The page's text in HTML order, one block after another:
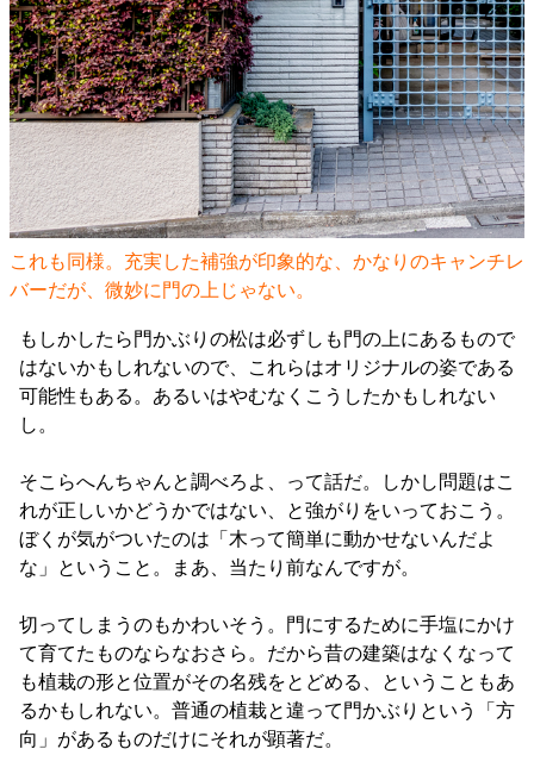
これも同様。充実した補強が印象的な、かなりのキャンチレ
バーだが、微妙に門の上じゃない。
もしかしたら門かぶりの松は必ずしも門の上にあるもので
はないかもしれないので、これらはオリジナルの姿である
可能性もある。あるいはやむなくこうしたかもしれない
し。
そこらへんちゃんと調べろよ、って話だ。しかし問題はこ
れが正しいかどうかではない、と強がりをいっておこう。
ぼくが気がついたのは「木って簡単に動かせないんだよ
な」ということ。まあ、当たり前なんですが。
切ってしまうのもかわいそう。門にするために手塩にかけ
て育てたものならなおさら。だから昔の建築はなくなって
も植栽の形と位置がその名残をとどめる、ということもあ
るかもしれない。普通の植栽と違って門かぶりという「方
向」があるものだけにそれが顕著だ。